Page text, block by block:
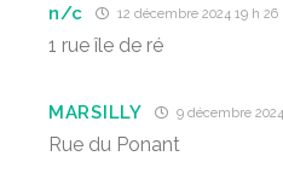
n/c 12 décembre 2024 19 h 26
1 rue île de ré
MARSILLY 9 décembre
Rue du Ponant